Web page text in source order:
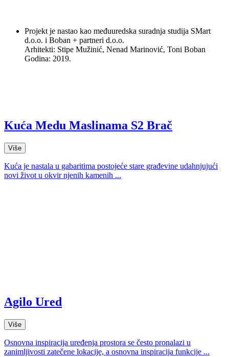
Projekt je nastao kao međuuredska suradnja studija SMart
d.o.o. i Boban + partneri d.o.o.
Arhitekti: Stipe Mužinić, Nenad Marinović, Toni Boban
Godina: 2019.
Kuća Medu Maslinama S2 Brač
Više
Kuća je nastala u gabaritima postojeće stare građevine udahnjujući
novi život u okvir njenih kamenih ...
Agilo Ured
Više
Osnovna inspiracija uređenja prostora se često pronalazi u
zanimljivosti zatečene lokacije, a osnovna inspiracija funkcije ...